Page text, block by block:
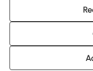
931 29 45
C/ Roc Gros, nº 15.
© 2014-2026 SPANISH